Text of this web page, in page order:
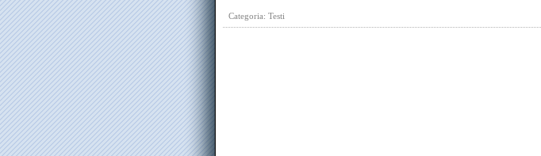
Categoria: Testi